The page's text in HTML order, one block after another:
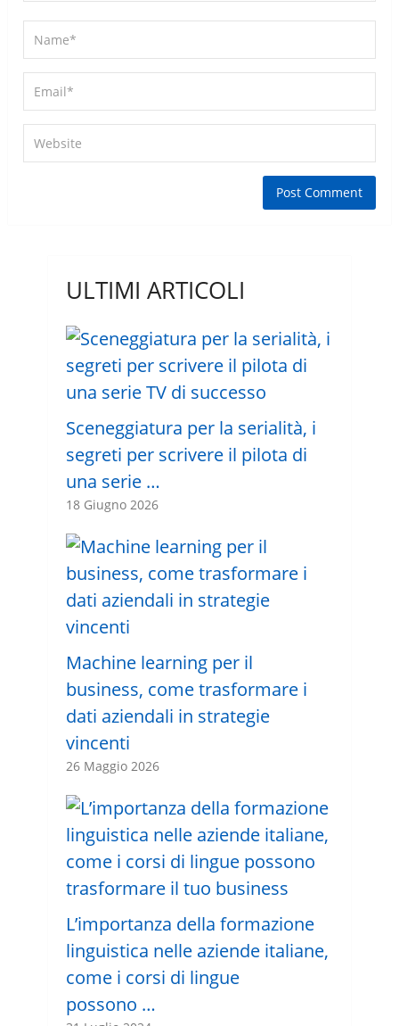
ULTIMI ARTICOLI
Sceneggiatura per la serialità, i
segreti per scrivere il pilota di
una serie …
18 Giugno 2026
Machine learning per il
business, come trasformare i
dati aziendali in strategie
vincenti
26 Maggio 2026
L’importanza della formazione
linguistica nelle aziende italiane,
come i corsi di lingue
possono …